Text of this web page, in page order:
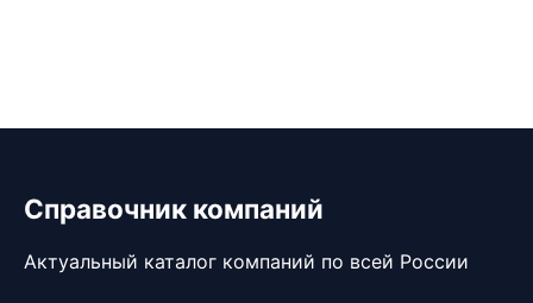
Справочник компаний
Актуальный каталог компаний по всей России